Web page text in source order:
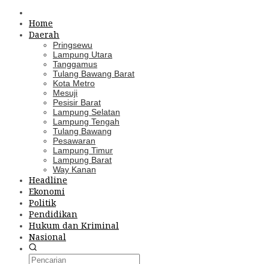
Home
Daerah
Pringsewu
Lampung Utara
Tanggamus
Tulang Bawang Barat
Kota Metro
Mesuji
Pesisir Barat
Lampung Selatan
Lampung Tengah
Tulang Bawang
Pesawaran
Lampung Timur
Lampung Barat
Way Kanan
Headline
Ekonomi
Politik
Pendidikan
Hukum dan Kriminal
Nasional